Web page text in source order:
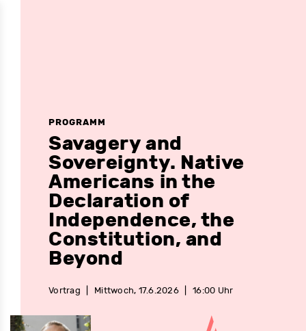
PROGRAMM
Savagery and
Sovereignty. Native
Americans in the
Declaration of
Independence, the
Constitution, and
Beyond
Vortrag Mittwoch, 17.6.2026 16:00 Uhr